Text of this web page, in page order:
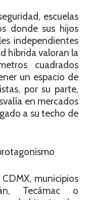
escuelas
donde sus hijos
independientes
híbrida valoran la
cuadrados
un espacio de
por su parte,
en mercados
a su techo de
municipios
Tecámac o